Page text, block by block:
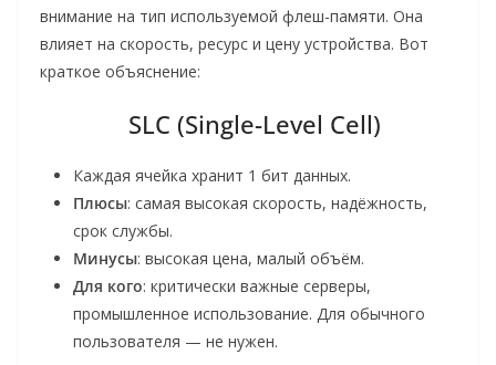
внимание на тип используемой флеш-памяти. Она
влияет на скорость, ресурс и цену устройства. Вот
краткое объяснение:
SLC (Single-Level Cell)
Каждая ячейка хранит 1 бит данных.
Плюсы: самая высокая скорость, надёжность,
срок службы.
Минусы: высокая цена, малый объём.
Для кого: критически важные серверы,
промышленное использование. Для обычного
пользователя — не нужен.